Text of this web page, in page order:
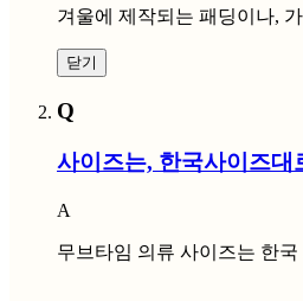
겨울에 제작되는 패딩이나,
닫기
Q
사이즈는, 한국사이즈대
A
무브타임 의류 사이즈는 한